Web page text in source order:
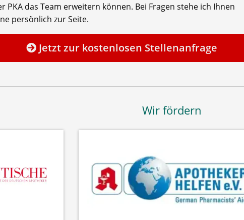
PKA das Team erweitern können. Bei Fragen stehe ich Ihnen
persönlich zur Seite.
Jetzt zur kostenlosen Stellenanfrage
Wir fördern